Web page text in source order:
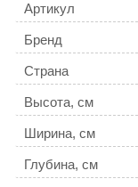
Артикул
Бренд
Страна
Высота, см
Ширина, см
Глубина, см